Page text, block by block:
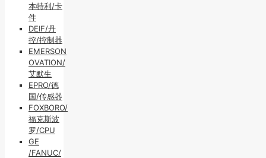
本特利/卡
件
DEIF/丹
控/控制器
EMERSON
OVATION/
艾默生
EPRO/德
国/传感器
FOXBORO/
福克斯波
罗/CPU
GE
/FANUC/